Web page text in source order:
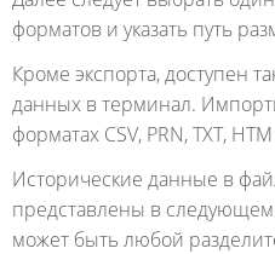
форматов и указать путь
Кроме экспорта, доступен
данных в терминал.
форматах CSV, PRN, TXT,
Исторические данные в
представлены в
может быть любой